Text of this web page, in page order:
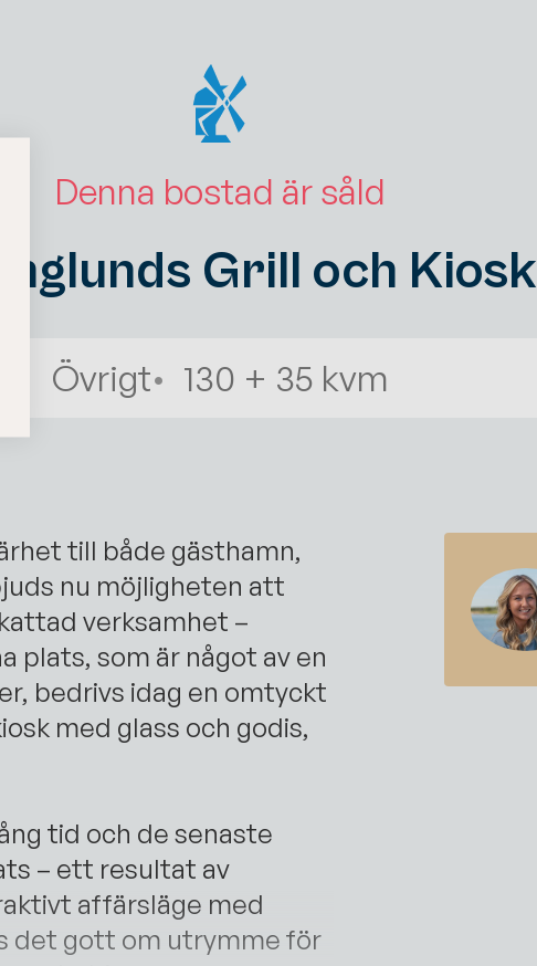
Denna bostad är såld
Grill och Kiosk
Övrigt 130 + 35 kvm
till både gästhamn,
nu möjligheten att
verksamhet –
plats, som är något av en
bedrivs idag en omtyckt
med glass och godis,
tid och de senaste
– ett resultat av
affärsläge med
det gott om utrymme för